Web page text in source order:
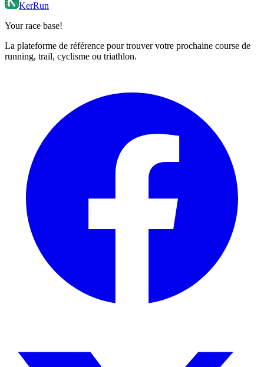
KerRun
Your race base!
La plateforme de référence pour trouver votre prochaine course de
running, trail, cyclisme ou triathlon.